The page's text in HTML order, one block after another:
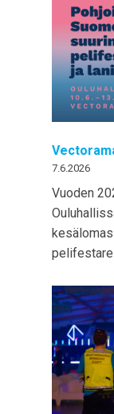
7.6.2026
Vuoden